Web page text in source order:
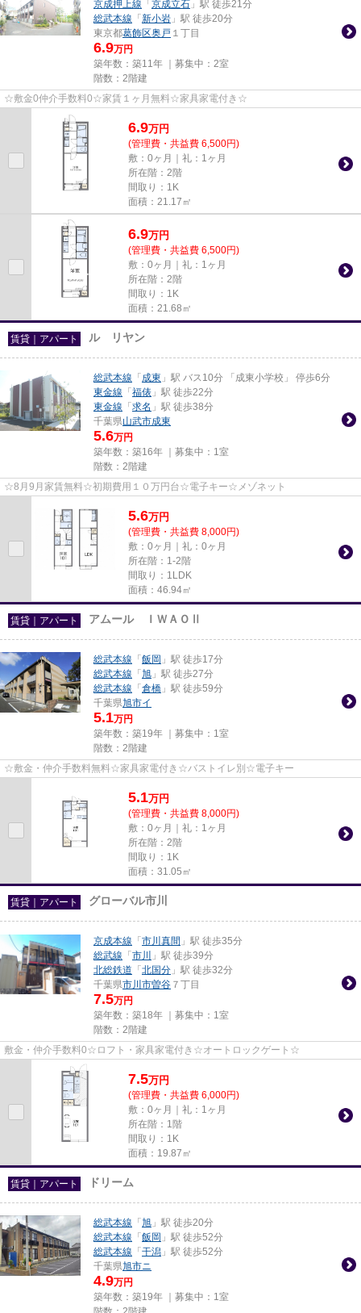
京成押上線 「 京成立石 」駅 徒歩21分
総武本線 「 新小岩 」駅 徒歩20分
東京都葛飾区奥戸 １丁目
6.9万円
築年数：築11年 ｜募集中： 2室
階数：2階建
☆敷金0仲介手数料0☆家賃１ヶ月無料☆家具家電付き☆
6.9万円
(管理費・共益費 6,500円)
敷：0ヶ月｜礼：1ヶ月
所在階：2階
間取り：1K
面積：21.17㎡
6.9万円
(管理費・共益費 6,500円)
敷：0ヶ月｜礼：1ヶ月
所在階：2階
間取り：1K
面積：21.68㎡
賃貸｜アパート ル リヤン
総武本線 「 成東 」駅 バス10分 「成東小学校」 停歩6分
東金線 「 福俵 」駅 徒歩22分
東金線 「 求名 」駅 徒歩38分
千葉県山武市成東
5.6万円
築年数：築16年 ｜募集中： 1室
階数：2階建
☆8月9月家賃無料☆初期費用１０万円台☆電子キー☆メゾネット
5.6万円
(管理費・共益費 8,000円)
敷：0ヶ月｜礼：0ヶ月
所在階：1-2階
間取り：1LDK
面積：46.94㎡
賃貸｜アパート アムール ＩＷＡＯⅡ
総武本線 「 飯岡 」駅 徒歩17分
総武本線 「 旭 」駅 徒歩27分
総武本線 「 倉橋 」駅 徒歩59分
千葉県旭市イ
5.1万円
築年数：築19年 ｜募集中： 1室
階数：2階建
☆敷金・仲介手数料無料☆家具家電付き☆バストイレ別☆電子キー
5.1万円
(管理費・共益費 8,000円)
敷：0ヶ月｜礼：1ヶ月
所在階：2階
間取り：1K
面積：31.05㎡
賃貸｜アパート グローバル市川
京成本線 「 市川真間 」駅 徒歩35分
総武線 「 市川
」駅 徒歩39分
北総鉄道 「 北国分 」駅 徒歩32分
千葉県市川市曽谷 ７丁目
7.5万円
築年数：築18年 ｜募集中： 1室
階数：2階建
敷金・仲介手数料0☆ロフト・家具家電付き☆オートロックゲート☆
7.5万円
(管理費・共益費 6,000円)
敷：0ヶ月｜礼：1ヶ月
所在階：1階
間取り：1K
面積：19.87㎡
賃貸｜アパート ドリーム
総武本線 「 旭 」駅 徒歩20分
総武本線 「 飯岡 」駅 徒歩52分
総武本線 「 干潟 」駅 徒歩52分
千葉県旭市ニ
4.9万円
築年数：築19年 ｜募集中： 1室